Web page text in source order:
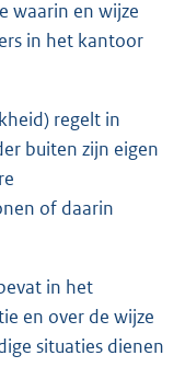
waarin en wijze
in het kantoor
regelt in
buiten zijn eigen
of daarin
in het
en over de wijze
situaties dienen